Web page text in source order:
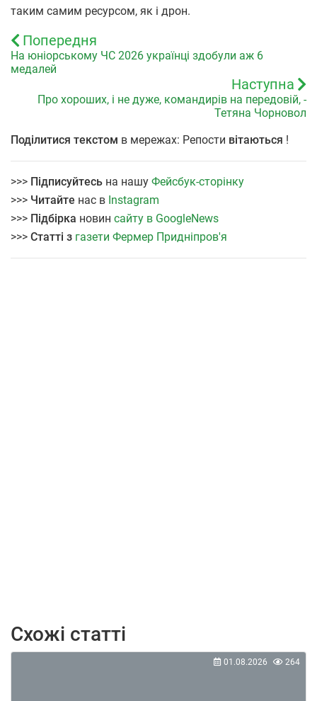
таким самим ресурсом, як і дрон.
Попередня
На юніорському ЧС 2026 українці здобули аж 6
медалей
Наступна
Про хороших, і не дуже, командирів на передовій, -
Тетяна Чорновол
Поділитися текстом в мережах: Репости вітаються !
>>> Підписуйтесь на нашу Фейсбук-сторінку
>>> Читайте нас в Instagram
>>> Підбірка новин сайту в GoogleNews
>>> Статті з газети Фермер Придніпров'я
Схожі статті
01.08.2026 264